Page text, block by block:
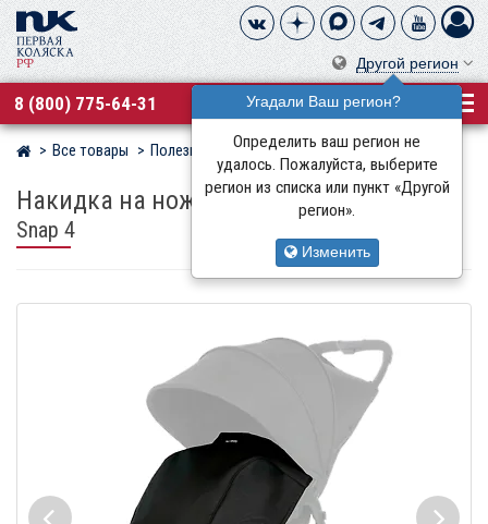
Другой регион
Угадали Ваш регион?
Определить ваш регион не
удалось. Пожалуйста, выберите
регион из списка или пункт «Другой
регион».
Изменить
8 (800) 775-64-31
Магазин детских колясок
Все товары Полезные аксессуары Valco Baby
Накидка на ножки Valco Babyдля колясок
Snap 4